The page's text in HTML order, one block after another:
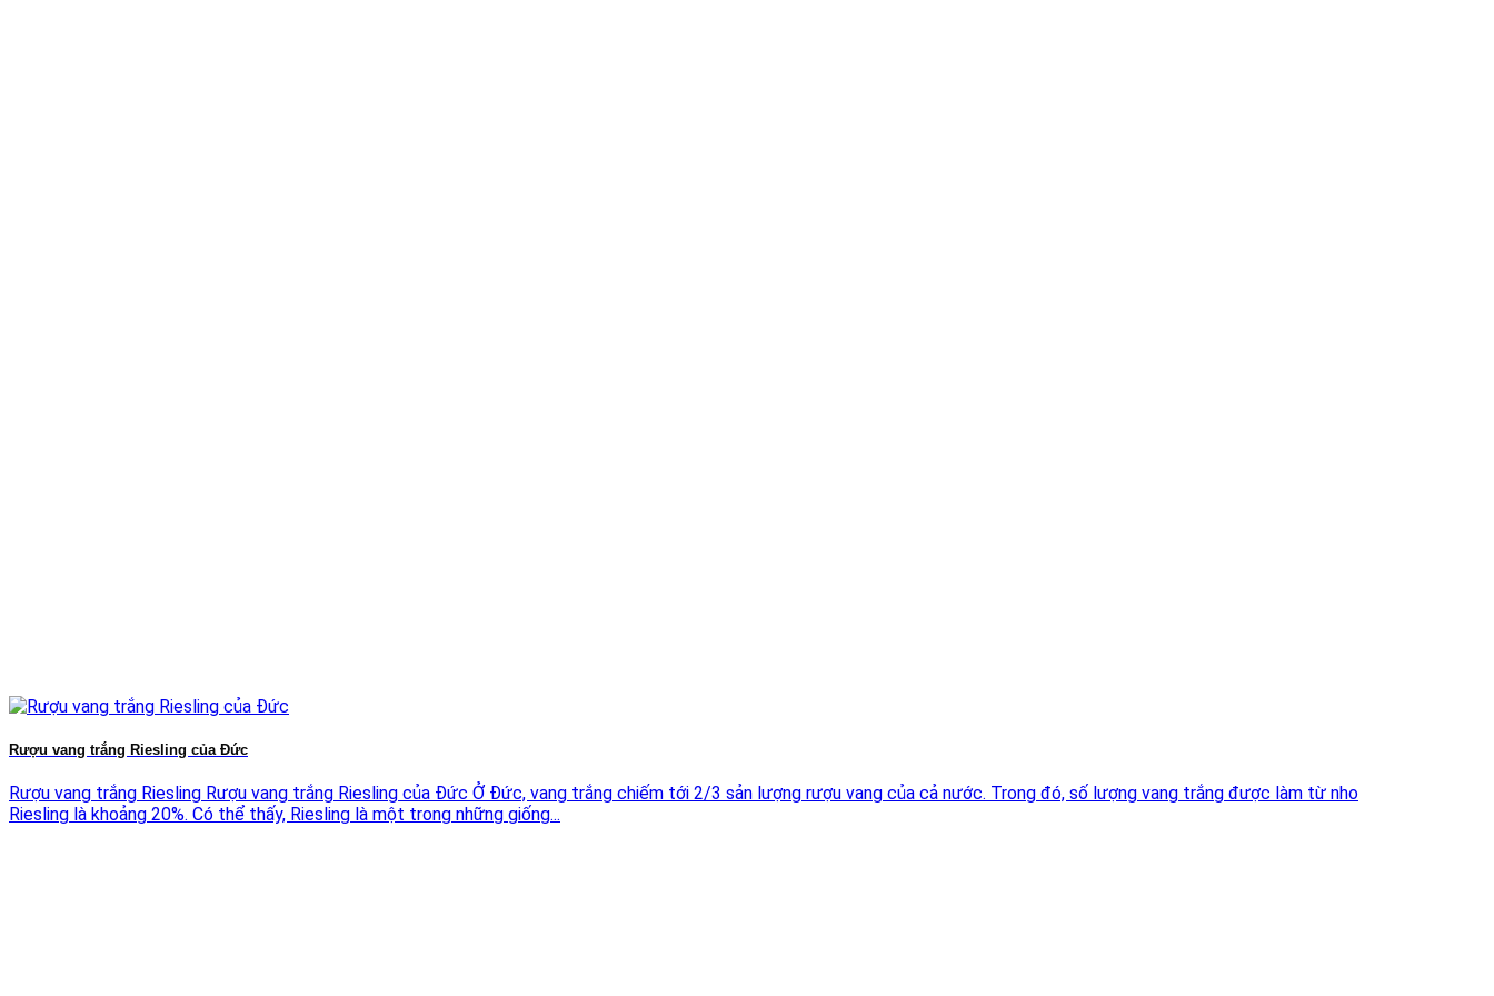
Rượu vang trắng Riesling của Đức
Rượu vang trắng Riesling Rượu vang trắng Riesling của Đức Ở Đức, vang trắng chiếm tới 2/3 sản lượng rượu vang của cả nước. Trong đó, số lượng vang trắng được làm từ nho
Riesling là khoảng 20%. Có thể thấy, Riesling là một trong những giống...